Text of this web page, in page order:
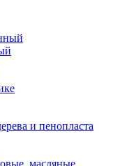
и пенопласта
масляные,